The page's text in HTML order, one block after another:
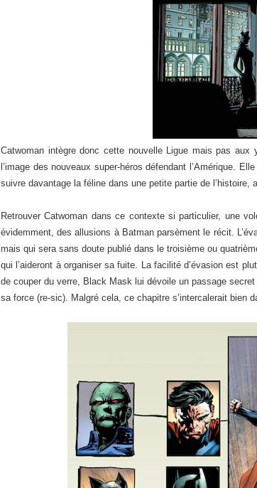
Catwoman intègre donc cette nouvelle Ligue mais pas
l’image des nouveaux super-héros défendant l’Amérique.
suivre davantage la féline dans une petite partie de
Retrouver Catwoman dans ce contexte si particulier, une
évidemment, des allusions à Batman parsèment le récit.
mais qui sera sans doute publié dans le troisième ou
qui l’aideront à organiser sa fuite. La facilité d’évasion est
de couper du verre, Black Mask lui dévoile un passage
sa force (re-sic). Malgré cela, ce chapitre s’intercalerait bien